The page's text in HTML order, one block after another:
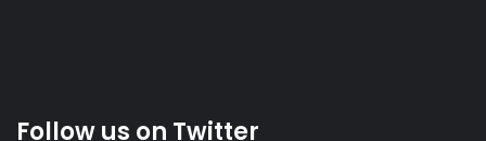
Follow us on Twitter